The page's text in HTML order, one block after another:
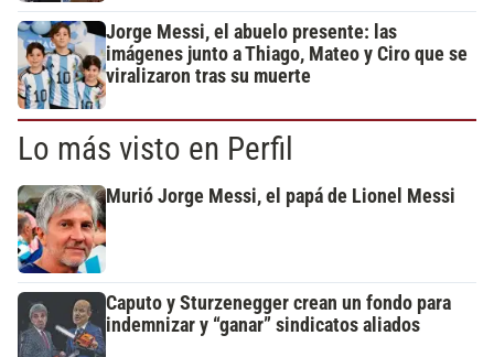
Jorge Messi, el abuelo presente: las
imágenes junto a Thiago, Mateo y Ciro que se
viralizaron tras su muerte
Lo más visto en Perfil
Murió Jorge Messi, el papá de Lionel Messi
Caputo y Sturzenegger crean un fondo para
indemnizar y “ganar” sindicatos aliados